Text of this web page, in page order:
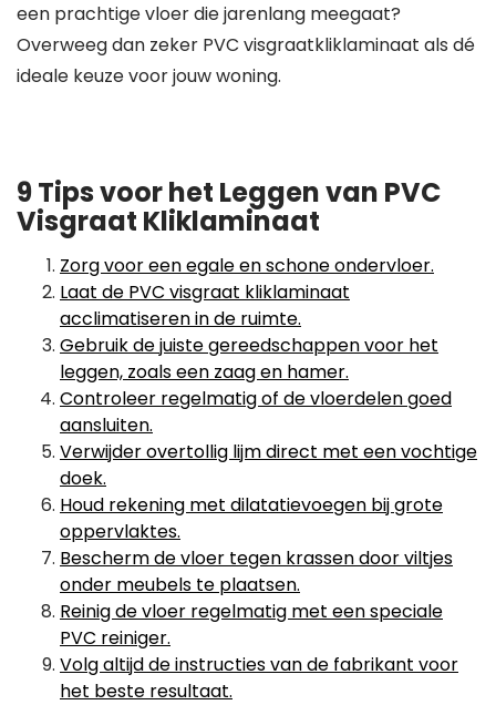
een prachtige vloer die jarenlang meegaat?
Overweeg dan zeker PVC visgraatkliklaminaat als dé
ideale keuze voor jouw woning.
9 Tips voor het Leggen van PVC
Visgraat Kliklaminaat
Zorg voor een egale en schone ondervloer.
Laat de PVC visgraat kliklaminaat
acclimatiseren in de ruimte.
Gebruik de juiste gereedschappen voor het
leggen, zoals een zaag en hamer.
Controleer regelmatig of de vloerdelen goed
aansluiten.
Verwijder overtollig lijm direct met een vochtige
doek.
Houd rekening met dilatatievoegen bij grote
oppervlaktes.
Bescherm de vloer tegen krassen door viltjes
onder meubels te plaatsen.
Reinig de vloer regelmatig met een speciale
PVC reiniger.
Volg altijd de instructies van de fabrikant voor
het beste resultaat.